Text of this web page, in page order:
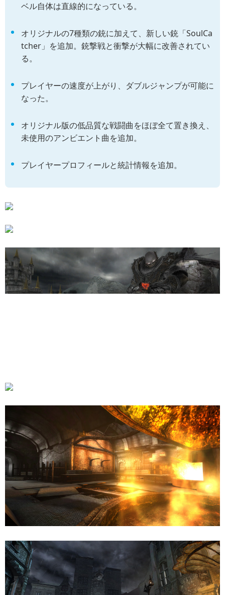
ベル自体は直線的になっている。
オリジナルの7種類の銃に加えて、新しい銃「SoulCa
tcher」を追加。銃撃戦と衝撃が大幅に改善されてい
る。
プレイヤーの速度が上がり、ダブルジャンプが可能に
なった。
オリジナル版の低品質な戦闘曲をほぼ全て置き換え、
未使用のアンビエント曲を追加。
プレイヤープロフィールと統計情報を追加。
「Painkiller: Atonement」のリリース時期は未定。ModDB
に専用ページが開設 されています。